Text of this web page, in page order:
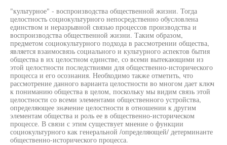
"культурное" - воспроизводства общественной жизни. Тогда
целостность социокультурного непосредственно обусловлена
единством и неразрывной связью процессов производства и
воспроизводства общественной жизни. Таким образом,
предметом социокультурного подхода в рассмотрении общества,
является взаимосвязь социального и культурного аспектов бытия
общества в их целостном единстве, со всеми вытекающими из
этой целостности последствиями для общественно-исторического
процесса и его осознания. Необходимо также отметить, что
рассмотрение данного варианта целостности во многом дает ключ
к пониманию общества в целом, поскольку мы видим связь этой
целостности со всеми элементами общественного устройства,
определяющее значение целостности в отношении к другим
элементам общества и роль ее в общественно-историческом
процессе. В связи с этим существует мнение о функции
социокультурного как генеральной /определяющей/ детерминанте
общественно-исторического процесса.